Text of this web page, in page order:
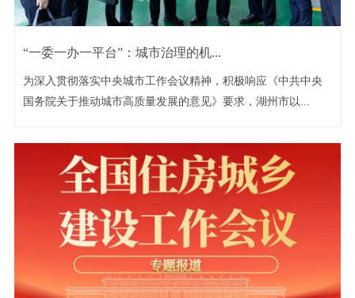
“一委一办一平台”：城市治理的机...
为深入贯彻落实中央城市工作会议精神，积极响应《中共中央
国务院关于推动城市高质量发展的意见》要求，湖州市以...